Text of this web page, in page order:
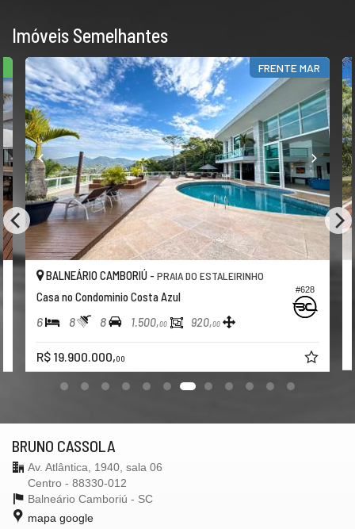
Imóveis Semelhantes
FRENTE MAR
BALNEÁRIO CAMBORIÚ -PRAIA DO ESTALEIRINHO
Casa no Condominio Costa Azul
8 8 1.500,00 920, 00
R$ 19.900.000,00
BRUNO CASSOLA
Av. Atlântica, 1940, sala 06
Centro - 88330-012
Balneário Camboriú - SC
mapa google